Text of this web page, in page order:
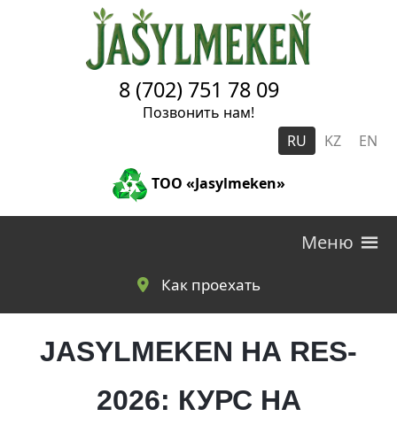
Skip to main content
8 (702) 751 78 09
Позвонить нам!
RU
KZ EN
ТОО «Jasylmeken»
Меню
Как проехать
JASYLMEKEN НА RES-
2026: КУРС НА